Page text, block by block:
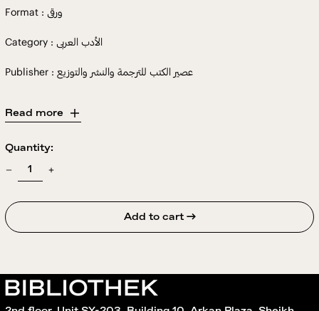
Format : ورقى
Category : الأدب العربى
Publisher : عصير الكتب للترجمة والنشر والتوزيع
Read more
Quantity:
Add to cart →